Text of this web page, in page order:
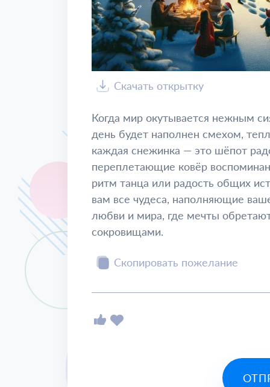
Скачать открытку
Когда мир окутывается нежным
день будет наполнен смехом,
каждая снежинка — это шёпот
переплетающие ковёр
ритм танца или радость общих
вам все чудеса, наполняющие
любви и мира, где мечты
сокровищами.
Скопировать пожелание